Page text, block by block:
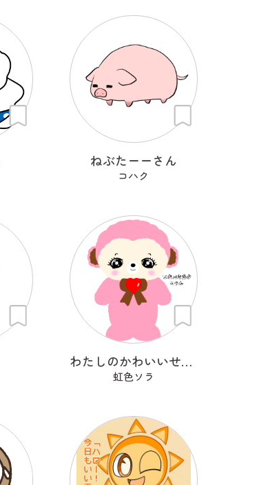
ねぶたーーさん
コハク
わたしのかわいいせかい
虹色ソラ